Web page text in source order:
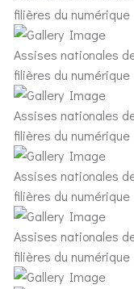
filières du numérique
Assises nationales
filières du numérique
Assises nationales
filières du numérique
Assises nationales
filières du numérique
Assises nationales
filières du numérique